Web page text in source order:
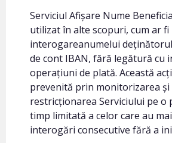
Serviciul Afișare Nume
utilizat în alte scopuri, cum ar fi
interogareanumelui
de cont IBAN, fără legătură cu
operațiuni de plată. Această
prevenită prin monitorizarea și
restricționarea Serviciului pe o
timp limitată a celor care au
interogări consecutive fără a